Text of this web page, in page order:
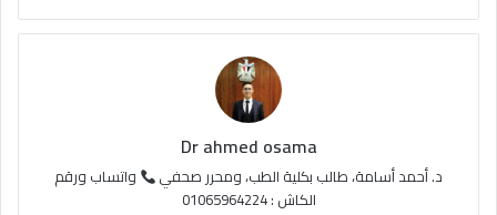
R
S
S
Dr ahmed osama
د. أحمد أسامة، طالب بكلية الطب، ومحرر صحفي
واتساب ورقم
الكاش : 01065964224